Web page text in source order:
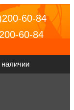
60-84
60-84